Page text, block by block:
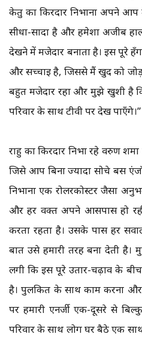
केतु का किरदार निभाना अपने
सीधा-सादा है और हमेशा अजीब
देखने में मजेदार बनाता है। इस पूरे
और सच्चाई है, जिससे मैं खुद को
बहुत मजेदार रहा और मुझे खुशी है
परिवार के साथ टीवी पर देख पाएँगे।”
राहु का किरदार निभा रहे वरुण
जिसे आप बिना ज्यादा सोचे बस
निभाना एक रोलरकोस्टर जैसा
और हर वक्त अपने आसपास हो
करता रहता है। उसके पास हर
बात उसे हमारी तरह बना देती
लगी कि इस पूरे उतार-चढ़ाव के
है। पुलकित के साथ काम करना और
पर हमारी एनर्जी एक-दूसरे से
परिवार के साथ लोग घर बैठे एक